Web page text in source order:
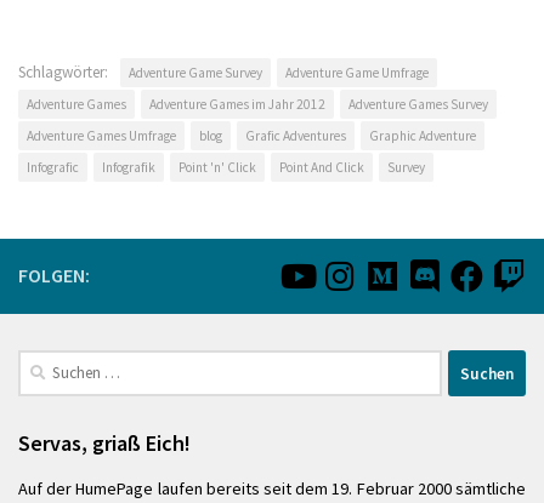
Schlagwörter: Adventure Game Survey
Adventure Game Umfrage
Adventure Games
Adventure Games im Jahr 2012
Adventure Games Survey
Adventure Games Umfrage
blog Grafic Adventures
Graphic Adventure
Infografic
Infografik Point 'n' Click Point And Click Survey
FOLGEN:
Suchen
nach:
Servas, griaß Eich!
Auf der HumePage laufen bereits seit dem 19. Februar 2000 sämtliche